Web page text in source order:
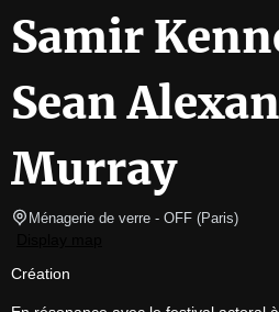
Samir
Sean
Murray
Ménagerie de verre - OFF (Paris)
Création